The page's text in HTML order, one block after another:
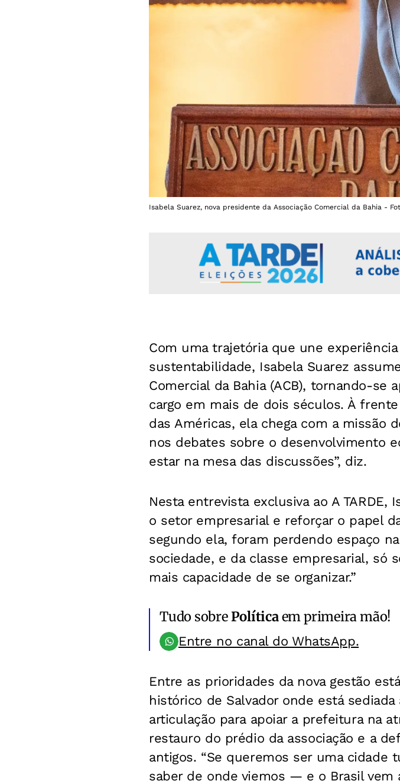
Isabela Suarez, nova presidente da Associação Comercial da Bahia -
Com uma trajetória que une
sustentabilidade, Isabela Suarez
Comercial da Bahia (ACB), tornando-se
cargo em mais de dois séculos. À
das Américas, ela chega com a missão
nos debates sobre o desenvolvimento
estar na mesa das discussões”, diz.
Nesta entrevista exclusiva ao A
o setor empresarial e reforçar o papel
segundo ela, foram perdendo espaço
sociedade, e da classe empresarial, só
mais capacidade de se organizar.”
Tudo sobrePolíticaem primeira mão!
Entre no canal do WhatsApp.
Entre as prioridades da nova gestão
histórico de Salvador onde está sediada
articulação para apoiar a prefeitura na
restauro do prédio da associação e a
antigos. “Se queremos ser uma cidade
saber de onde viemos — e o Brasil vem